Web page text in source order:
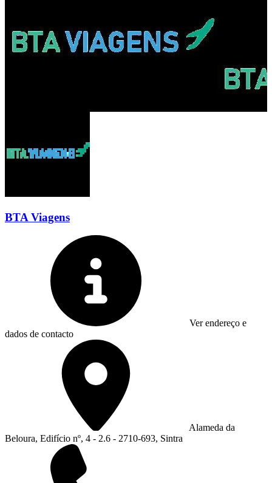
BTA Viagens
Ver endereço e
dados de contacto
Alameda da
Beloura, Edifício nº, 4 - 2.6 - 2710-693, Sintra